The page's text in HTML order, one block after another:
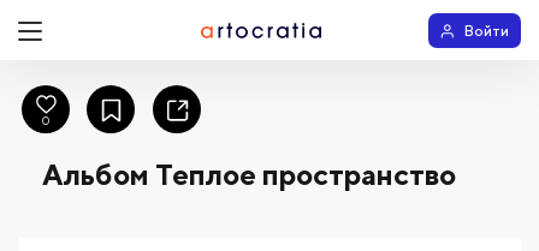
Войти
Альбом Теплое пространство
0